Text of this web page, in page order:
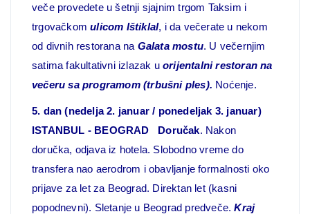
veče provedete u šetnji sjajnim trgom Taksim i
trgovačkomulicom Ištiklal, i da večerate u nekom
od divnih restorana na Galata mostu. U večernjim
satima fakultativni izlazak u orijentalni restoran na
večeru sa programom (trbušni ples). Noćenje.
5. dan (nedelja 2. januar / ponedeljak 3. januar)
ISTANBUL - BEOGRAD Doručak. Nakon
doručka, odjava iz hotela. Slobodno vreme do
transfera nao aerodrom i obavljanje formalnosti oko
prijave za let za Beograd. Direktan let (kasni
popodnevni). Sletanje u Beograd predveče.Kraj